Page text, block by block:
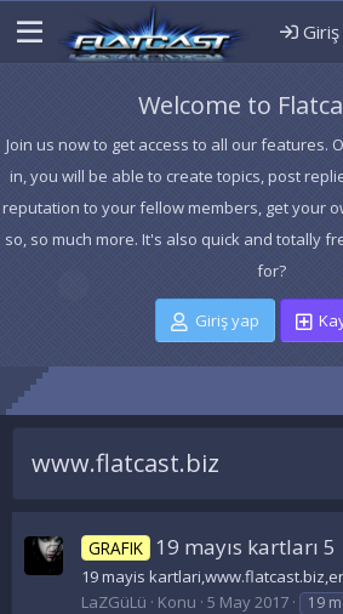
Welcome to
Join us now to get access to all our features.
in, you will be able to create topics, post
reputation to your fellow members, get your
so, so much more. It's also quick and totally
for?
Giriş yap
www.flatcast.biz
GRAFIK 19 mayıs kartları 5
19 mayis
LaZGüLü
Konu 5 May 2017
19